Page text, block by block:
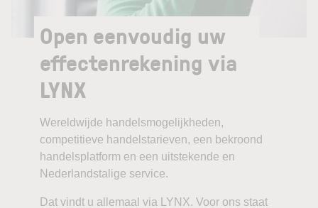
Open eenvoudig uw
effectenrekening via
LYNX
Wereldwijde handelsmogelijkheden,
competitieve handelstarieven, een bekroond
handelsplatform en een uitstekende en
Nederlandstalige service.
Dat vindt u allemaal via LYNX. Voor ons staat